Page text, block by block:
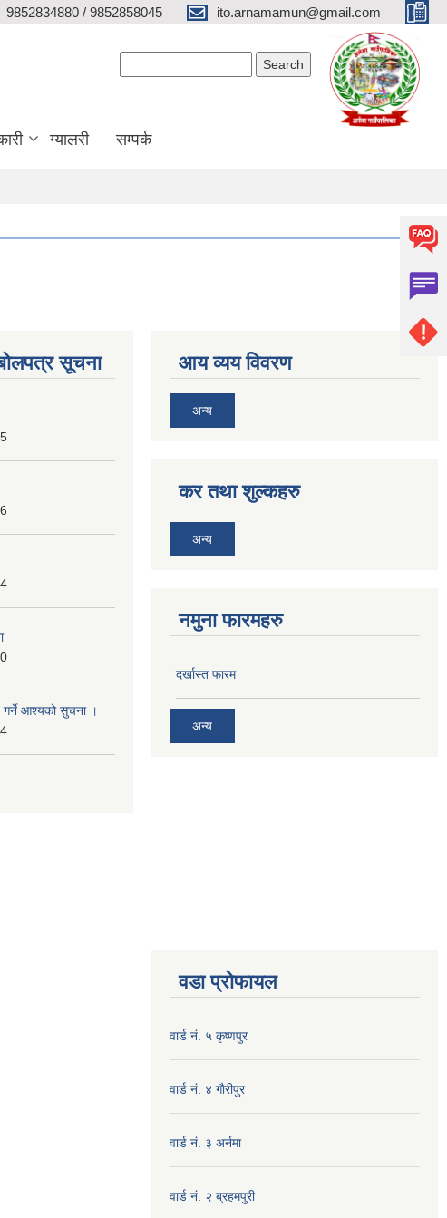
9852834880 / 9852858045 ito.arnamamun@gmail.com
ग्यालरी सम्पर्क
सूचना
गर्ने आश्यको सुचना ।
आय व्यय विवरण
अन्य
कर तथा शुल्कहरु
अन्य
नमुना फारमहरु
दर्खास्त फारम
अन्य
वडा प्रोफायल
वार्ड नं. ५ कृष्णपुर
वार्ड नं. ४ गाैरीपुर
वार्ड नं. ३ अर्नमा
वार्ड नं. २ ब्रहमपुरी